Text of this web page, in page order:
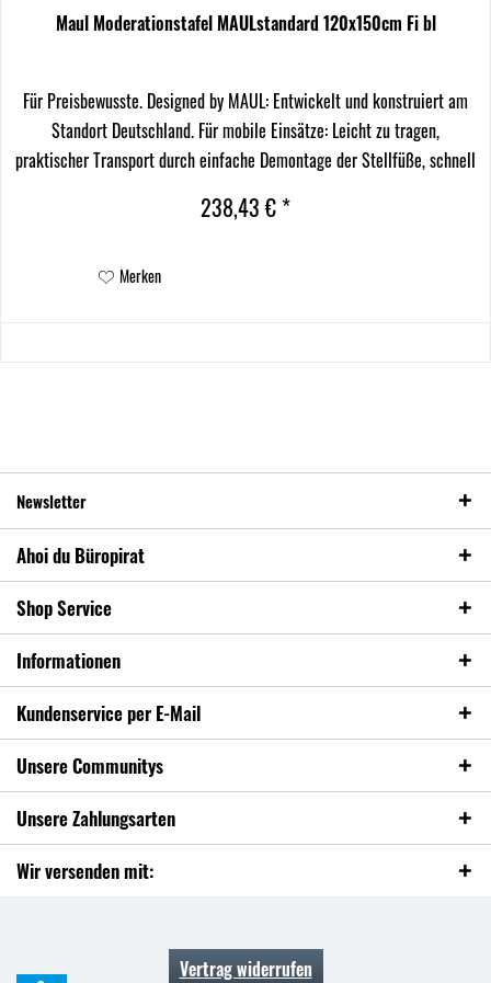
Maul Moderationstafel MAULstandard 120x150cm Fi bl
Für Preisbewusste. Designed by MAUL: Entwickelt und konstruiert am
Standort Deutschland. Für mobile Einsätze: Leicht zu tragen,
praktischer Transport durch einfache Demontage der Stellfüße, schnell
238,43 € *
Merken
Newsletter
Ahoi du Büropirat
Shop Service
Informationen
Kundenservice per E-Mail
Unsere Communitys
Unsere Zahlungsarten
Wir versenden mit:
Vertrag widerrufen